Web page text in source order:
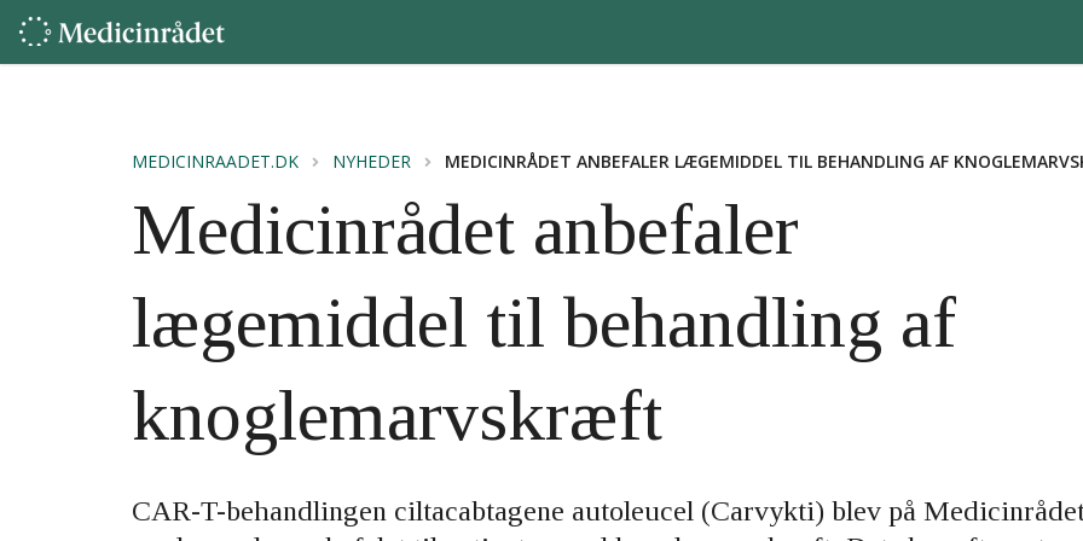
MEDICINRAADET.DK NYHEDER MEDICINRÅDET ANBEFALER LÆGEMIDDEL TIL BEHANDLING AF
Medicinrådet anbefaler
lægemiddel til behandling af
knoglemarvskræft
CAR-T-behandlingen ciltacabtagene autoleucel (Carvykti) blev på